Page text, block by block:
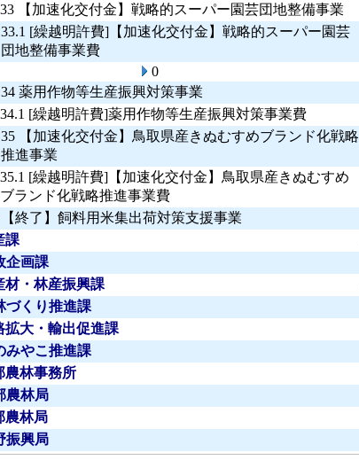
33 【加速化交付金】戦略的スーパー園芸団地整備事業
33.1 [繰越明許費]【加速化交付金】戦略的スーパー園芸
団地整備事業費
0
34 薬用作物等生産振興対策事業
34.1 [繰越明許費]薬用作物等生産振興対策事業費
35 【加速化交付金】鳥取県産きぬむすめブランド化戦略
推進事業
35.1 [繰越明許費]【加速化交付金】鳥取県産きぬむすめ
ブランド化戦略推進事業費
【終了】飼料用米集出荷対策支援事業
課
企画課
材・林産振興課
づくり推進課
拡大・輸出促進課
みやこ推進課
農林事務所
農林局
農林局
振興局